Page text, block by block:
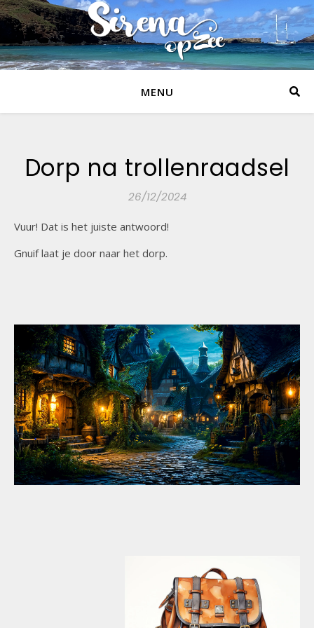
MENU
Dorp na trollenraadsel
26/12/2024
Vuur! Dat is het juiste antwoord!
Gnuif laat je door naar het dorp.